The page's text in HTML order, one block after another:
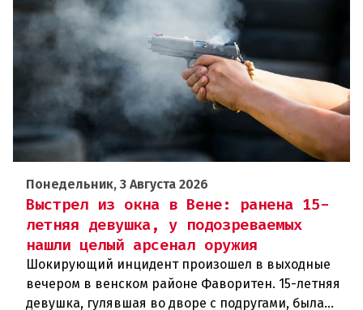
Понедельник, 3 Августа 2026
Выстрел из окна в Вене: ранена 15-
летняя девушка, у подозреваемых
нашли целый арсенал оружия
Шокирующий инцидент произошел в выходные
вечером в венском районе Фаворитен. 15-летняя
девушка, гулявшая во дворе с подругами, была